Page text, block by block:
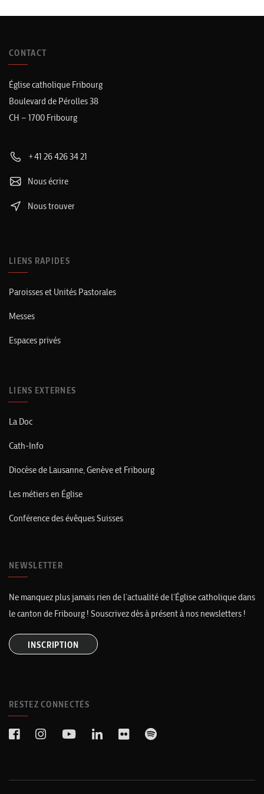
CONTACT
Église catholique Fribourg
Boulevard de Pérolles 38
CH – 1700 Fribourg
+41 26 426 34 21
Nous écrire
Nous trouver
LIENS RAPIDES
Paroisses et Unités Pastorales
Messes
Espaces privés
LIENS EXTERNES
La Doc
Cath-Info
Diocèse de Lausanne, Genève et Fribourg
Les métiers en Église
Conférence des évêques Suisses
NEWSLETTER
Ne manquez plus jamais rien de l’actualité de l’Église catholique dans
le canton de Fribourg ! Souscrivez dès à présent à nos newsletters !
INSCRIPTION
RESTEZ CONNECTÉS